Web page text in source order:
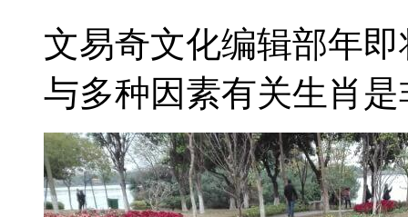
文易奇文化编辑部年
与多种因素有关生肖